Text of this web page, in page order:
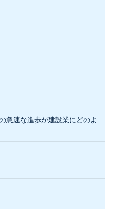
急速な進歩が建設業にどのよ